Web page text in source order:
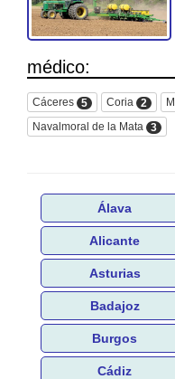
médico:
Cáceres 5 Coria 2
Navalmoral de la Mata
3
Álava
Alicante
Asturias
Badajoz
Burgos
Cádiz